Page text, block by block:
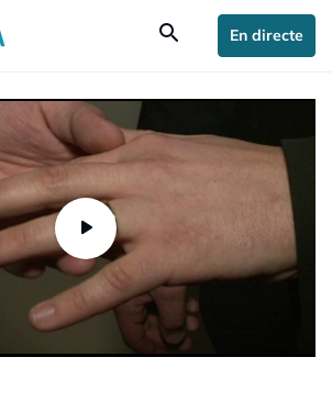
search En directe